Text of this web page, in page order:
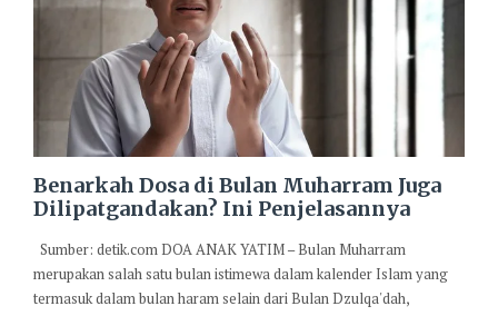
Benarkah Dosa di Bulan Muharram Juga
Dilipatgandakan? Ini Penjelasannya
Sumber: detik.com DOA ANAK YATIM – Bulan Muharram
merupakan salah satu bulan istimewa dalam kalender Islam yang
termasuk dalam bulan haram selain dari Bulan Dzulqa'dah,